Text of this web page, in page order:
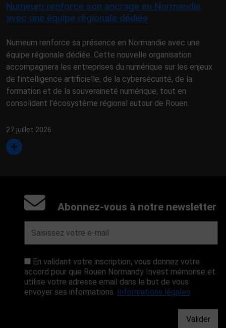
Numeum renforce son ancrage en Normandie
avec une équipe régionale dédiée
Numeum renforce sa présence en Normandie avec une
équipe régionale dédiée. Cette nouvelle organisation
accompagnera les entreprises du numérique sur les enjeux
de l’intelligence artificielle, de la cybersécurité, de la
formation et de la souveraineté numérique, tout en
consolidant l’écosystème régional autour de Rouen.
27 juillet 2026
Abonnez-vous à notre newsletter
En validant votre inscription, vous donnez votre
accord pour que Rouen Normandy Invest mémorise et
utilise votre adresse email dans le but de vous
envoyer ses informations. Informations légales
Valider